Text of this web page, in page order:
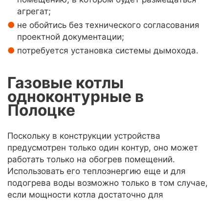
агрегат;
не обойтись без технического согласования
проектной документации;
потребуется установка системы дымохода.
Газовые котлы
одноконтурные в
Полоцке
Поскольку в конструкции устройства
предусмотрен только один контур, оно может
работать только на обогрев помещений.
Использовать его теплоэнергию еще и для
подогрева воды возможно только в том случае,
если мощности котла достаточно для